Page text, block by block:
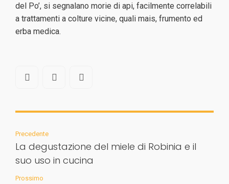
del Po’, si segnalano morie di api, facilmente correlabili
a trattamenti a colture vicine, quali mais, frumento ed
erba medica.
Precedente
La degustazione del miele di Robinia e il
suo uso in cucina
Prossimo